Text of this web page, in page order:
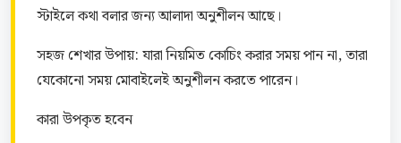
স্টাইলে কথা বলার জন্য আলাদা অনুশীলন আছে।
সহজ শেখার উপায়: যারা নিয়মিত কোচিং করার সময় পান না, তারা
যেকোনো সময় মোবাইলেই অনুশীলন করতে পারেন।
কারা উপকৃত হবেন